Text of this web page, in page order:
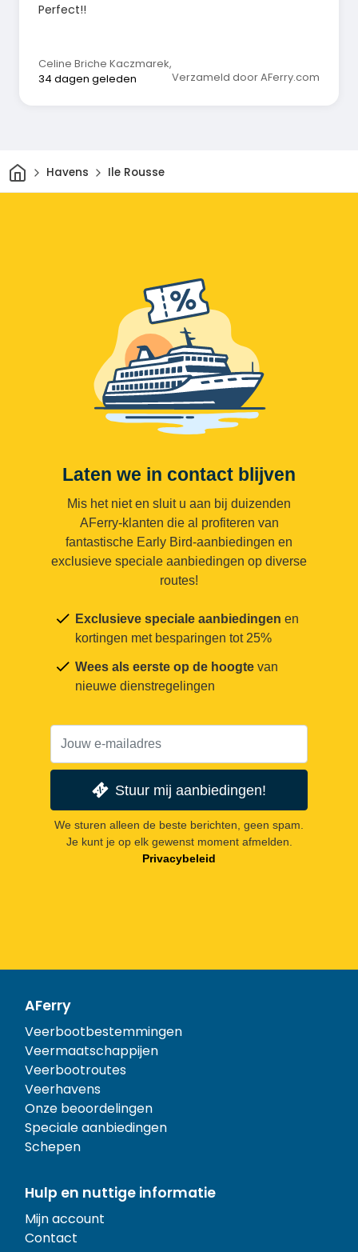
Perfect!!
Celine Briche Kaczmarek,
34 dagen geleden
Verzameld door AFerry.com
ThuisHavens Ile Rousse
Laten we in contact blijven
Mis het niet en sluit u aan bij duizenden
AFerry-klanten die al profiteren van
fantastische Early Bird-aanbiedingen en
exclusieve speciale aanbiedingen op diverse
routes!
Exclusieve speciale aanbiedingen en
kortingen met besparingen tot 25%
Wees als eerste op de hoogte van
nieuwe dienstregelingen
Stuur mij aanbiedingen!
We sturen alleen de beste berichten, geen spam.
Je kunt je op elk gewenst moment afmelden.
Privacybeleid
AFerry
Veerbootbestemmingen
Veermaatschappijen
Veerbootroutes
Veerhavens
Onze beoordelingen
Speciale aanbiedingen
Schepen
Hulp en nuttige informatie
Mijn account
Contact